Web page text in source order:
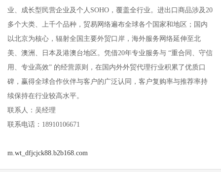
业、成长型民营企业及个人SOHO，覆盖全行业。进出口商品涉及20
多个大类、上千个品种，贸易网络遍布全球各个国家和地区；国内
以北京为核心，辐射全国主要外贸口岸，海外服务网络延伸至北
美、澳洲、日本及港澳台地区。凭借20年专业服务与 “重合同、守信
用、专业高效” 的经营原则，在国内外外贸代理行业积累了优质口
碑，赢得全球合作伙伴与客户的广泛认同，客户复购率与推荐率持
续保持在行业较高水平。
联系人：吴经理
联系电话：18910106671
m.wt_dfjcjck88.b2b168.com